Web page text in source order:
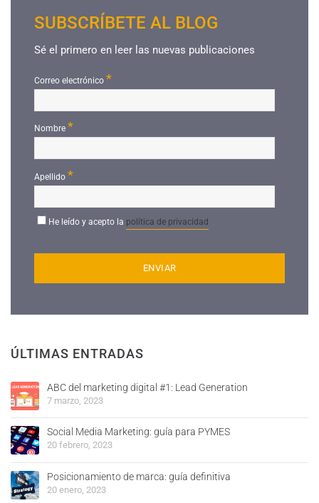
SUBSCRÍBETE AL BLOG
Sé el primero en leer las nuevas publicaciones
Correo electrónico*
Nombre *
Apellido*
He leído y acepto la política de privacidad
ÚLTIMAS ENTRADAS
ABC del marketing digital #1: Lead Generation
7 marzo, 2023
Social Media Marketing: guía para PYMES
20 febrero, 2023
Posicionamiento de marca: guía definitiva
20 enero, 2023